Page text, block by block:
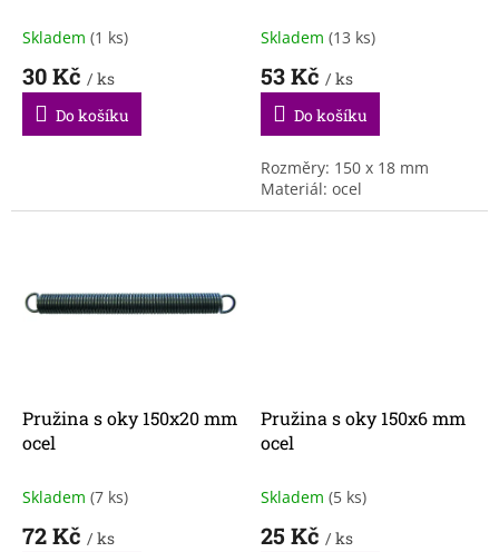
Skladem (1 ks)
30 Kč / ks
Do košíku
Skladem (13 ks)
53 Kč / ks
Do košíku
Rozměry: 150 x 18 mm
Materiál: ocel
Pružina s oky 150x20 mm
ocel
Skladem (7 ks)
72 Kč / ks
Pružina s oky 150x6 mm
ocel
Skladem (5 ks)
25 Kč / ks